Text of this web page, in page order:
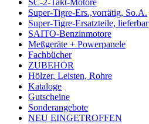
SC-2-Takt-Motore
Super-Tigre-Ers.,vorrätig, So.A.
Super-Tigre-Ersatzteile, lieferbar
SAITO-Benzinmotore
Meßgeräte + Powerpanele
Fachbücher
ZUBEHÖR
Hölzer, Leisten, Rohre
Kataloge
Gutscheine
Sonderangebote
NEU EINGETROFFEN